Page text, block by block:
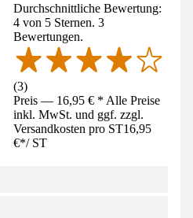
Durchschnittliche Bewertung:
4 von 5 Sternen. 3
Bewertungen.
(3)
Preis — 16,95 € * Alle Preise
inkl. MwSt. und ggf. zzgl.
Versandkosten pro ST16,95
€*/ ST